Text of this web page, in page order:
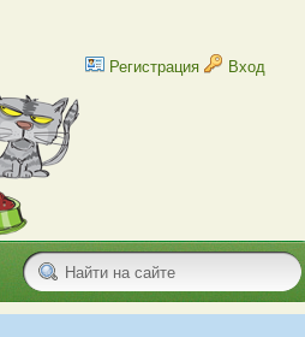
Регистрация Вход